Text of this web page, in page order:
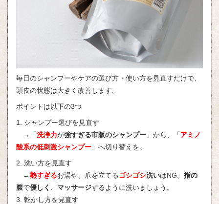
毎日のシャンプーやケアの選び方・使い方を見直すだけで、
頭皮の状態は大きく改善します。
ポイントは以下の3つ
1. シャンプー選びを見直す
→「 洗浄力が強すぎる市販のシャンプー」から、「 アミノ
酸系の低刺激シャンプー」へ切り替えを。
2. 洗い方を見直す
→ 熱すぎるお湯や、爪を立てる ゴシゴシ洗いはNG。 指の
腹で優しく マッサージするように洗いましょう。
3. 乾かし方を見直す